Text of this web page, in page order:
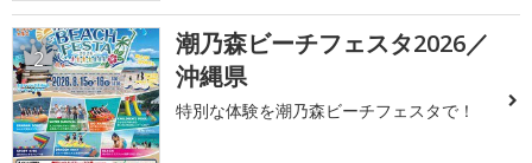
2
潮乃森ビーチフェスタ2026／
沖縄県
特別な体験を潮乃森ビーチフェスタで！